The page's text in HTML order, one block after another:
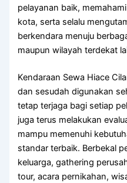
pelayanan baik,
kota, serta selalu
berkendara menuju
maupun wilayah terdekat
Kendaraan Sewa Hiace
dan sesudah digunakan
tetap terjaga bagi setiap
juga terus melakukan
mampu memenuhi
standar terbaik. Berbekal
keluarga, gathering
tour, acara pernikahan,